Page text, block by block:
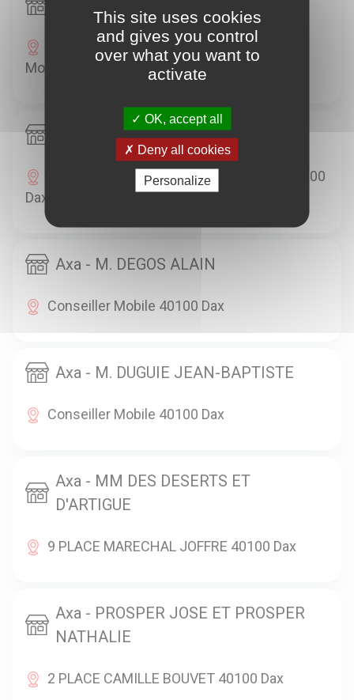
290 AV GEORGES CLEMENCEAU 40000
Mont-De-Marsan
Axa - H TOUYA & JC GOUSSEBAIRE
112 AVENUE GEORGES CLEMENCEAU 40100
Dax
Axa - M. DEGOS ALAIN
Conseiller Mobile 40100 Dax
Axa - M. DUGUIE JEAN-BAPTISTE
Conseiller Mobile 40100 Dax
Axa - MM DES DESERTS ET
D'ARTIGUE
9 PLACE MARECHAL JOFFRE 40100 Dax
Axa - PROSPER JOSE ET PROSPER
NATHALIE
2 PLACE CAMILLE BOUVET 40100 Dax
This site uses cookies
and gives you control
over what you want to
activate
OK, accept all
Deny all cookies
Personalize